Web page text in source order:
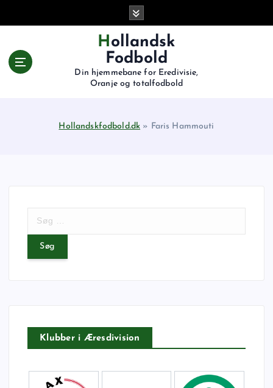
Hollandsk
Fodbold
Din hjemmebane for Eredivisie,
Oranje og totalfodbold
Hollandskfodbold.dk » Faris Hammouti
:
Klubber i Æresdivision